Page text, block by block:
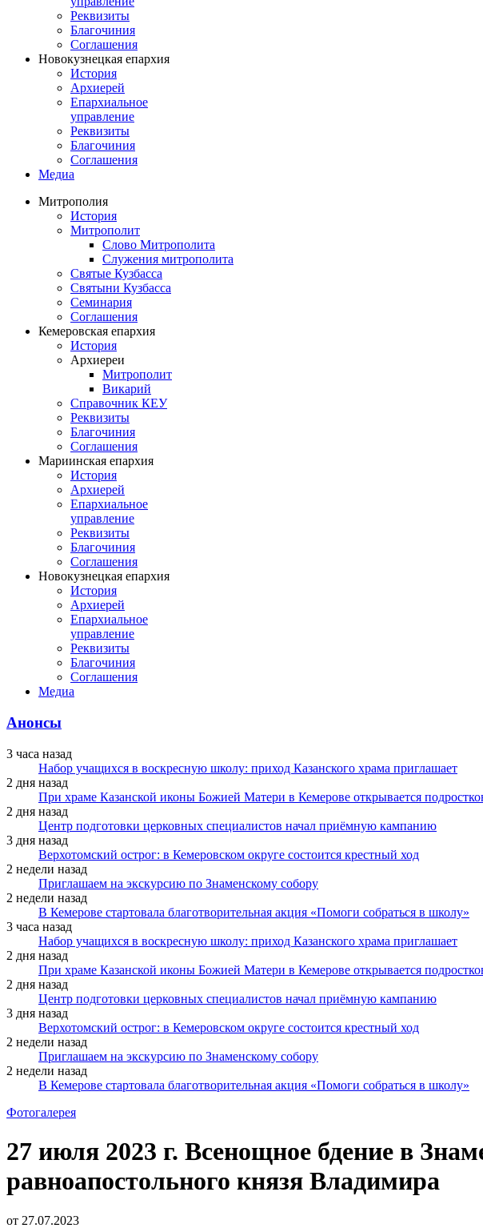
Реквизиты
Благочиния
Соглашения
Новокузнецкая епархия
История
Архиерей
Епархиальное
управление
Реквизиты
Благочиния
Соглашения
Медиа
Митрополия
История
Митрополит
Слово Митрополита
Служения митрополита
Святые Кузбасса
Святыни Кузбасса
Семинария
Соглашения
Кемеровская епархия
История
Архиереи
Митрополит
Викарий
Справочник КЕУ
Реквизиты
Благочиния
Соглашения
Мариинская епархия
История
Архиерей
Епархиальное
управление
Реквизиты
Благочиния
Соглашения
Новокузнецкая епархия
История
Архиерей
Епархиальное
управление
Реквизиты
Благочиния
Соглашения
Медиа
Анонсы
3 часа назад
Набор учащихся в воскресную школу: приход Казанского храма приглашает
2 дня назад
При храме Казанской иконы Божией Матери в Кемерове открывается
2 дня назад
Центр подготовки церковных специалистов начал приёмную кампанию
3 дня назад
Верхотомский острог: в Кемеровском округе состоится крестный ход
2 недели назад
Приглашаем на экскурсию по Знаменскому собору
2 недели назад
В Кемерове стартовала благотворительная акция «Помоги собраться в школу»
3 часа назад
Набор учащихся в воскресную школу: приход Казанского храма приглашает
2 дня назад
При храме Казанской иконы Божией Матери в Кемерове открывается
2 дня назад
Центр подготовки церковных специалистов начал приёмную кампанию
3 дня назад
Верхотомский острог: в Кемеровском округе состоится крестный ход
2 недели назад
Приглашаем на экскурсию по Знаменскому собору
2 недели назад
В Кемерове стартовала благотворительная акция «Помоги собраться в школу»
Фотогалерея
27 июля 2023 г. Всенощное бдение в
равноапостольного князя Владимира
от 27.07.2023